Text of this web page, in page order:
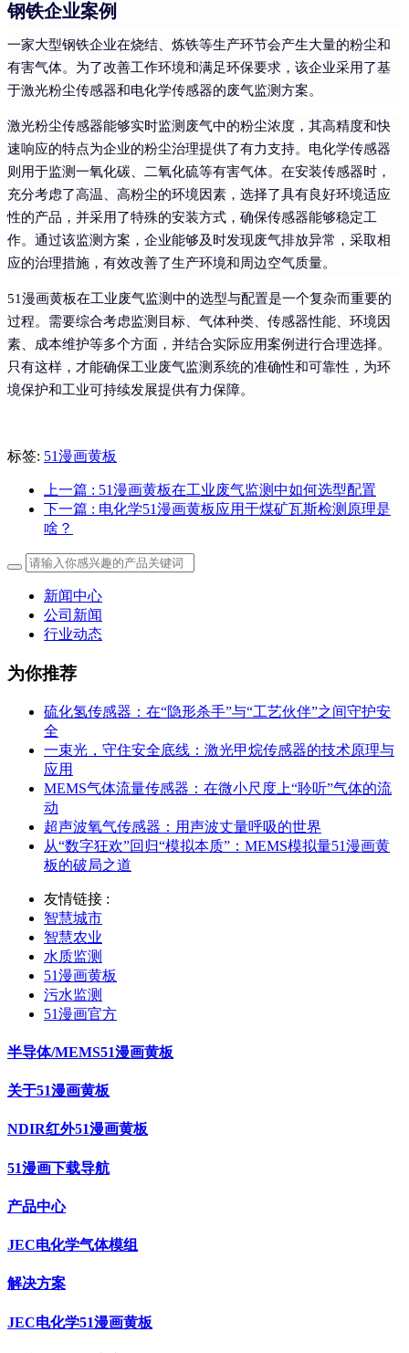
钢铁企业案例
一家大型钢铁企业在烧结、炼铁等生产环节会产生大量的粉尘和
有害气体。为了改善工作环境和满足环保要求，该企业采用了基
于激光粉尘传感器和电化学传感器的废气监测方案。
激光粉尘传感器能够实时监测废气中的粉尘浓度，其高精度和快
速响应的特点为企业的粉尘治理提供了有力支持。电化学传感器
则用于监测一氧化碳、二氧化硫等有害气体。在安装传感器时，
充分考虑了高温、高粉尘的环境因素，选择了具有良好环境适应
性的产品，并采用了特殊的安装方式，确保传感器能够稳定工
作。通过该监测方案，企业能够及时发现废气排放异常，采取相
应的治理措施，有效改善了生产环境和周边空气质量。
51漫画黄板在工业废气监测中的选型与配置是一个复杂而重要的
过程。需要综合考虑监测目标、气体种类、传感器性能、环境因
素、成本维护等多个方面，并结合实际应用案例进行合理选择。
只有这样，才能确保工业废气监测系统的准确性和可靠性，为环
境保护和工业可持续发展提供有力保障。
标签: 51漫画黄板
上一篇 : 51漫画黄板在工业废气监测中如何选型配置
下一篇 : 电化学51漫画黄板应用于煤矿瓦斯检测原理是
啥？
新闻中心
公司新闻
行业动态
为你推荐
硫化氢传感器：在“隐形杀手”与“工艺伙伴”之间守护安
全
一束光，守住安全底线：激光甲烷传感器的技术原理与
应用
MEMS气体流量传感器：在微小尺度上“聆听”气体的流
动
超声波氧气传感器：用声波丈量呼吸的世界
从“数字狂欢”回归“模拟本质”：MEMS模拟量51漫画黄
板的破局之道
友情链接 :
智慧城市
智慧农业
水质监测
51漫画黄板
污水监测
51漫画官方
半导体/MEMS51漫画黄板
关于51漫画黄板
NDIR红外51漫画黄板
51漫画下载导航
产品中心
JEC电化学气体模组
解决方案
JEC电化学51漫画黄板